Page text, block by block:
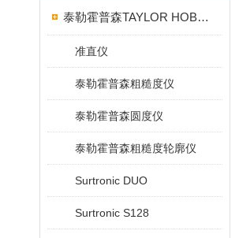
泰勒霍普森TAYLOR HOBSON粗糙度仪
准直仪
泰勒霍普森粗糙度仪
泰勒霍普森圆度仪
泰勒霍普森粗糙度轮廓仪
Surtronic DUO
Surtronic S128